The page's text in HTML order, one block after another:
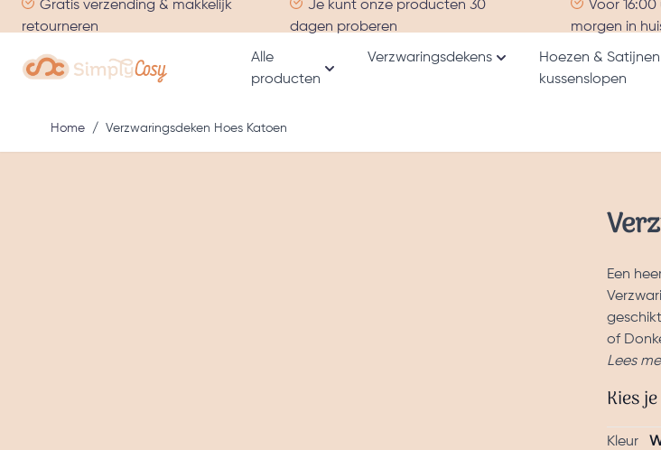
Ga naar de inhoud
Gratis verzending & makkelijk
retourneren
Je kunt onze producten 30
dagen proberen
Voor
morgen in
Alle
producten
Toon submenu voor Alle producten categorie
Verzwaringsdekens
Toon submenu voor
Hoezen & Satijnen
kussenslopen
Home / Verzwaringsdeken Hoes Katoen
Een
of
Lees
Kies je
Kleur